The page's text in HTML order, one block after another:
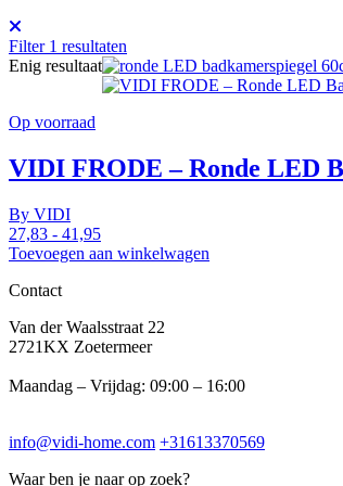
Filter 1 resultaten
Enig resultaat
Op voorraad
VIDI FRODE – Ronde LED
By VIDI
27,83 - 41,95
Toevoegen aan winkelwagen
Contact
Van der Waalsstraat 22
2721KX Zoetermeer
Maandag – Vrijdag: 09:00 – 16:00
info@vidi-home.com +31613370569
Waar ben je naar op zoek?